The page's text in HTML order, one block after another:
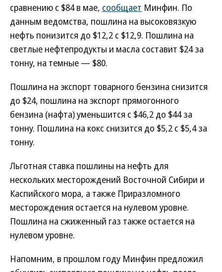
сравнению с $84 в мае, сообщает Минфин. По
данным ведомства, пошлина на высоковязкую
нефть понизится до $12,2 с $12,9. Пошлина на
светлые нефтепродукты и масла составит $24 за
тонну, на темные — $80.
Пошлина на экспорт товарного бензина снизится
до $24, пошлина на экспорт прямогонного
бензина (нафта) уменьшится с $46,2 до $44 за
тонну. Пошлина на кокс снизится до $5,2 с $5,4 за
тонну.
Льготная ставка пошлины на нефть для
нескольких месторождений Восточной Сибири и
Каспийского мора, а также Приразломного
месторождения остается на нулевом уровне.
Пошлина на сжиженный газ также остается на
нулевом уровне.
Напомним, в прошлом году Минфин предложил